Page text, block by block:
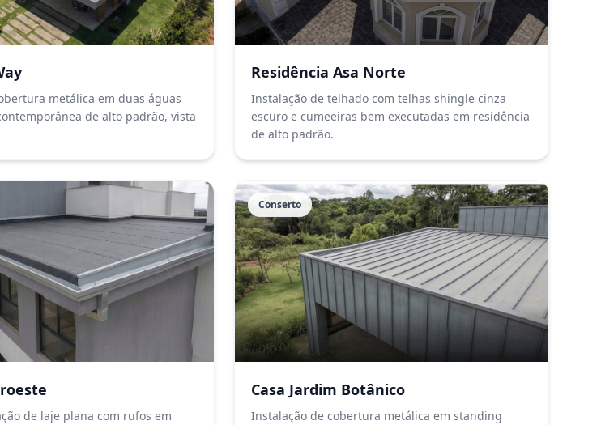
metálica em duas águas
de alto padrão, vista
Residência Asa Norte
Instalação de telhado com telhas shingle cinza
escuro e cumeeiras bem executadas em residência
de alto padrão.
de laje plana com rufos em
Conserto
Casa Jardim Botânico
Instalação de cobertura metálica em standing